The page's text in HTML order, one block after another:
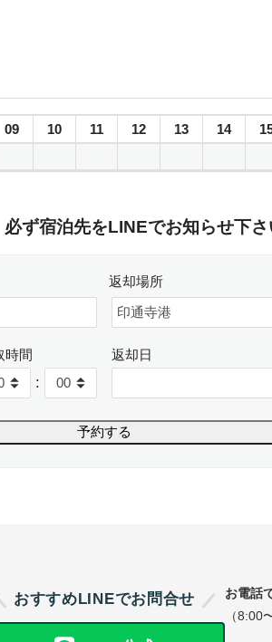
09 10 11 12 13 14
ず宿泊先をLINEでお知らせ下さ
返却場所
時間
:
返却日
おすすめLINEでお問合せ
お電話
（8:00